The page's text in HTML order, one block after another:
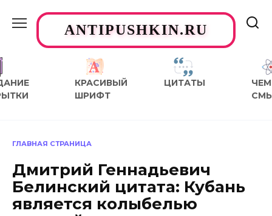
содержаниюANTIPUSHKIN.RU
КРАСИВЫЙ
ШРИФТ
ЦИТАТЫ
ЧЕМ
ГЛАВНАЯ СТРАНИЦА
Дмитрий Геннадьевич
Белинский цитата: Кубань
является колыбелью